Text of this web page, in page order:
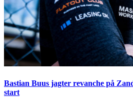
Bastian Buus jagter revanche på
start